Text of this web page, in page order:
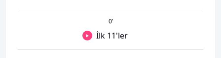
0’
İlk 11'ler